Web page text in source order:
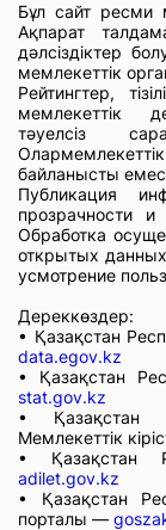
Бұл сайт ресми
Ақпарат
дәлсіздіктер
мемлекеттік
Рейтингтер,
мемлекеттік
тәуелсіз
байланысты
Публикация
прозрачности и
Обработка
открытых
усмотрение
Дереккөздер:
• Қазақстан
data.egov.kz
• Қазақстан
stat.gov.kz
• Қазақстан
Мемлекеттік
• Қазақстан
adilet.gov.kz
• Қазақстан
порталы —